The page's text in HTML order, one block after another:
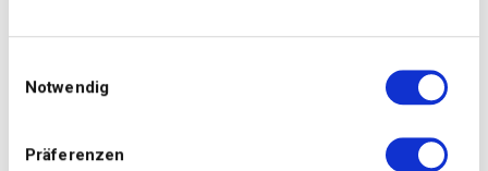
Notwendig
Präferenzen
Lauwarmes Wasser mit der Hefe auflösen. Mehl,